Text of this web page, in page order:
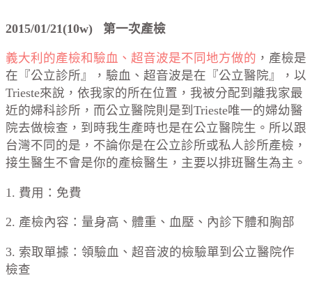
2015/01/21(10w) 第一次產檢
義大利的產檢和驗血、超音波是不同地方做的 ，產檢是
在『公立診所』，驗血、超音波是在『公立醫院』，以
Trieste來說，依我家的所在位置，我被分配到離我家最
近的婦科診所，而公立醫院則是到Trieste唯一的婦幼醫
院去做檢查，到時我生產時也是在公立醫院生。所以跟
台灣不同的是，不論你是在公立診所或私人診所產檢，
接生醫生不會是你的產檢醫生，主要以排班醫生為主。
1. 費用：免費
2. 產檢內容：量身高、體重、血壓、內診下體和胸部
3. 索取單據：領驗血、超音波的檢驗單到公立醫院作
檢查